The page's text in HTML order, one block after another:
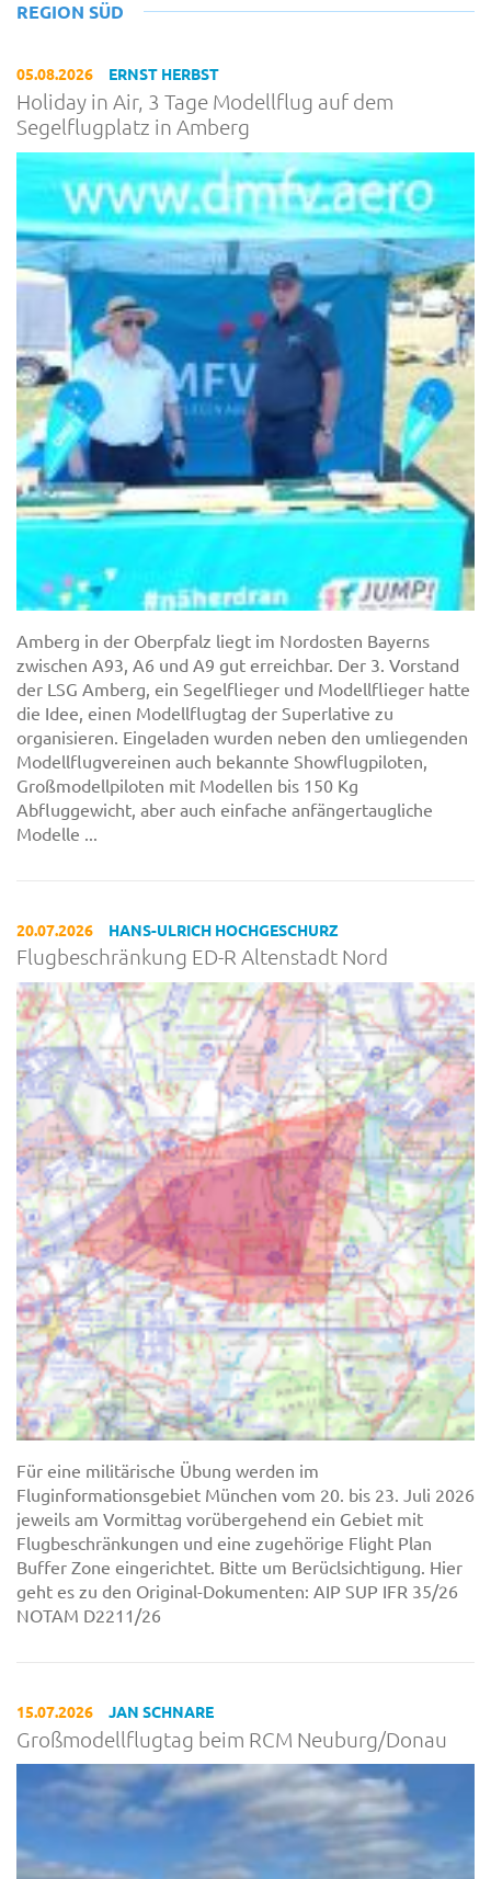
REGION SÜD
05.08.2026 ERNST HERBST
Holiday in Air, 3 Tage Modellflug auf dem
Segelflugplatz in Amberg
Amberg in der Oberpfalz liegt im Nordosten Bayerns
zwischen A93, A6 und A9 gut erreichbar. Der 3. Vorstand
der LSG Amberg, ein Segelflieger und Modellflieger hatte
die Idee, einen Modellflugtag der Superlative zu
organisieren. Eingeladen wurden neben den umliegenden
Modellflugvereinen auch bekannte Showflugpiloten,
Großmodellpiloten mit Modellen bis 150 Kg
Abfluggewicht, aber auch einfache anfängertaugliche
Modelle ...
20.07.2026 HANS-ULRICH HOCHGESCHURZ
Flugbeschränkung ED-R Altenstadt Nord
Für eine militärische Übung werden im
Fluginformationsgebiet München vom 20. bis 23. Juli 2026
jeweils am Vormittag vorübergehend ein Gebiet mit
Flugbeschränkungen und eine zugehörige Flight Plan
Buffer Zone eingerichtet. Bitte um Berüclsichtigung. Hier
geht es zu den Original-Dokumenten: AIP SUP IFR 35/26
NOTAM D2211/26
15.07.2026 JAN SCHNARE
Großmodellflugtag beim RCM Neuburg/Donau